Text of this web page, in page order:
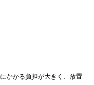
かかる負担が大きく、放置